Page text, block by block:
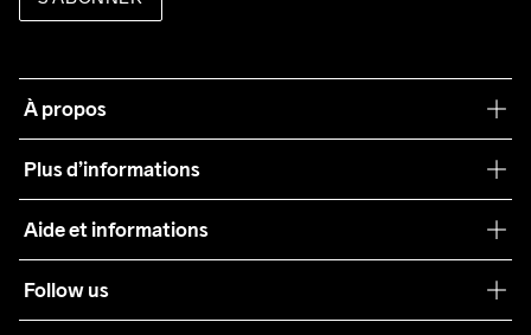
À propos
Plus d’informations
Teamwear
Durabilité
Aide et informations
Conditions générales
Follow us